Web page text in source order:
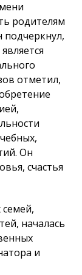
родителям
подчеркнул,
отметил,
Он
счастья
началась
и